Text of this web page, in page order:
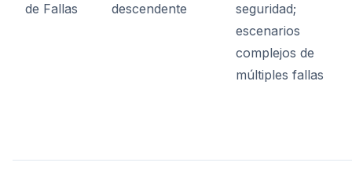
de Fallas
descendente
seguridad;
escenarios
complejos de
múltiples fallas